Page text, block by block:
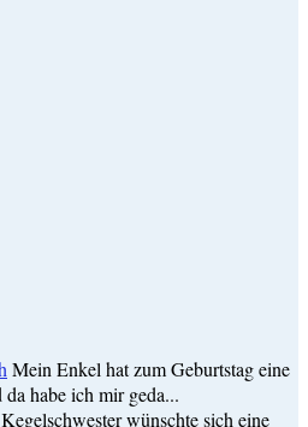
Mein Enkel hat zum Geburtstag eine
habe ich mir geda...
wünschte sich eine